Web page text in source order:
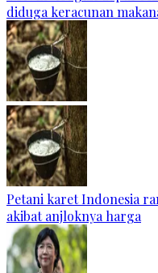
diduga keracunan
Petani karet Indonesia
akibat anjloknya harga